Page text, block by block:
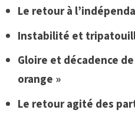
Le retour à
Instabilité et
Gloire et décadence
orange »
Le retour agité des